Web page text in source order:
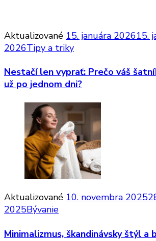
Aktualizované 15. januára 202615.
2026Tipy a triky
Nestačí len vyprať: Prečo váš
už po jednom dni?
Aktualizované 10. novembra 2025
2025Bývanie
Minimalizmus, škandinávsky štýl a